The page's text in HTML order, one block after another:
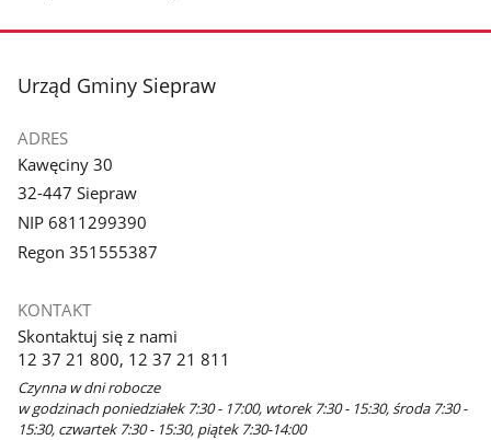
stopka
Urząd Gminy Siepraw
ADRES
Kawęciny 30
32-447 Siepraw
NIP 6811299390
Regon 351555387
KONTAKT
Skontaktuj się z nami
12 37 21 800, 12 37 21 811
Czynna w dni robocze
w godzinach poniedziałek 7:30 - 17:00, wtorek 7:30 - 15:30, środa 7:30 -
15:30, czwartek 7:30 - 15:30, piątek 7:30-14:00